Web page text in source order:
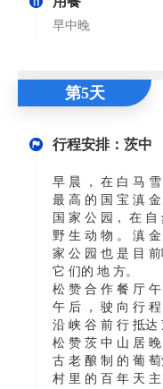
早中晚
第5天
行程安排：茨中
早 晨 ， 在 白 马
最 高 的 国 宝 滇
国 家 公 园， 在
野 生 动 物 。 滇
家 公 园 也 是 目
它 们的 地 方。
松 赞 合 作 餐 厅 午
午 后 ， 驶 向 行 程
沿 峡 谷 前 行 抵达
松 赞 茨 中 山 居
古 老 酿 制 的 葡 萄
村 里 的 百 年 天